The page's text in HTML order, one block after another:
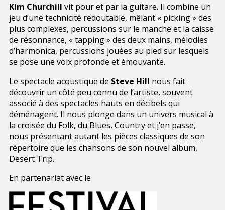
Kim Churchill vit pour et par la guitare. Il combine un
jeu d’une technicité redoutable, mêlant « picking » des
plus complexes, percussions sur le manche et la caisse
de résonnance, « tapping » des deux mains, mélodies
d’harmonica, percussions jouées au pied sur lesquels
se pose une voix profonde et émouvante.
Le spectacle acoustique de Steve Hill nous fait
découvrir un côté peu connu de l’artiste, souvent
associé à des spectacles hauts en décibels qui
déménagent. Il nous plonge dans un univers musical à
la croisée du Folk, du Blues, Country et j’en passe,
nous présentant autant les pièces classiques de son
répertoire que les chansons de son nouvel album,
Desert Trip.
En partenariat avec le